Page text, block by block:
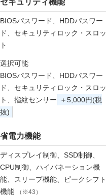
BIOSパスワード、HDDパスワー
ド、セキュリティロック・スロッ
ト
選択可能
BIOSパスワード、HDDパスワー
ド、セキュリティロック・スロッ
ト、指紋センサー
＋5,000円(税
抜)
省電力機能
ディスプレイ制御、SSD制御、
CPU制御、ハイバネーション機
能、スリープ機能、ピークシフト
機能
（※43）